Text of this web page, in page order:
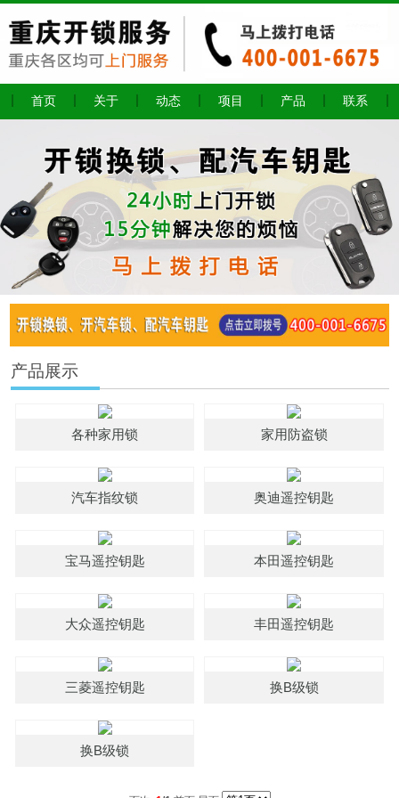
首页 关于 动态 项目 产品 联系
产品展示
各种家用锁 家用防盗锁
汽车指纹锁 奥迪遥控钥匙
宝马遥控钥匙 本田遥控钥匙
大众遥控钥匙 丰田遥控钥匙
三菱遥控钥匙 换B级锁
换B级锁